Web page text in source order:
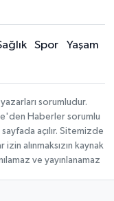
Spor
Yaşam
sorumludur.
Haberler sorumlu
açılır. Sitemizde
alınmaksızın kaynak
ve yayınlanamaz